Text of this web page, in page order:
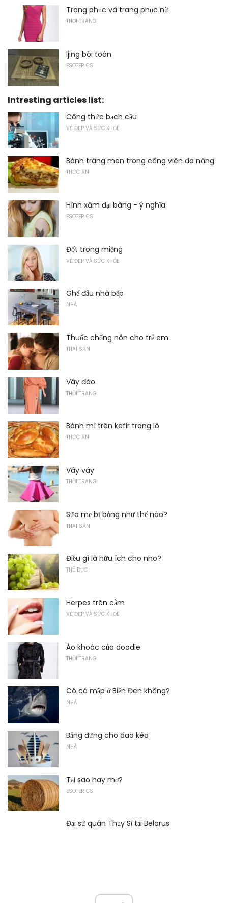
Trang phục và trang phục nữ
THỜI TRANG
Ijing bói toán
ESOTERICS
Intresting articles list:
Công thức bạch cầu
VẺ ĐẸP VÀ SỨC KHỎE
Bánh tráng men trong công viên đa năng
THỨC ĂN
Hình xăm đại bàng - ý nghĩa
ESOTERICS
Đốt trong miệng
VẺ ĐẸP VÀ SỨC KHỎE
Ghế đẩu nhà bếp
NHÀ
Thuốc chống nôn cho trẻ em
THAI SẢN
Váy đào
THỜI TRANG
Bánh mì trên kefir trong lò
THỨC ĂN
Váy váy
THỜI TRANG
Sữa mẹ bị bỏng như thế nào?
THAI SẢN
Điều gì là hữu ích cho nho?
THỂ DỤC
Herpes trên cằm
VẺ ĐẸP VÀ SỨC KHỎE
Áo khoác của doodle
THỜI TRANG
Có cá mập ở Biển Đen không?
NHÀ
Bảng đứng cho dao kéo
NHÀ
Tại sao hay mơ?
ESOTERICS
Đại sứ quán Thụy Sĩ tại Belarus